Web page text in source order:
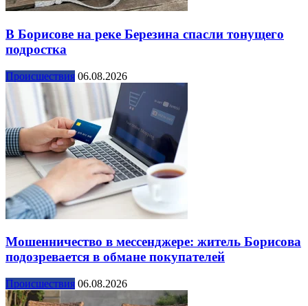
В Борисове на реке Березина спасли тонущего
подростка
Происшествия 06.08.2026
Мошенничество в мессенджере: житель Борисова
подозревается в обмане покупателей
Происшествия 06.08.2026